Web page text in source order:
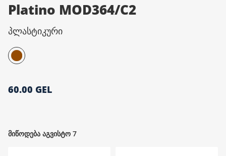
Platino MOD364/C2
პლასტიკური
60.00 GEL
მიწოდება აგვისტო 7
აქსესუარები
მთავარი გვერდი